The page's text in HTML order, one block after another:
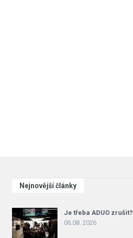
Nejnovější články
Je třeba ADUO zrušit?
06.08. 2026